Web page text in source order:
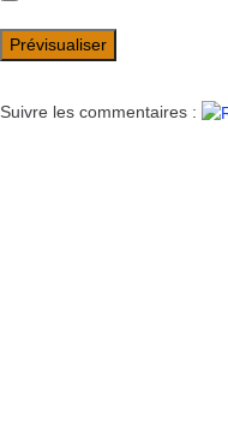
Suivre les commentaires :